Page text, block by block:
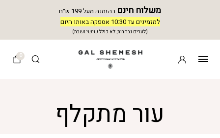
משלוח חינם בהזמנה מעל 199 ש״ח
למזמינים עד 10:30 אספקה באותו היום
(לערים נבחרות, לא כולל שישי ושבת)
0
עור מתקלף